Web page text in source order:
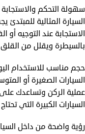
سهولة التحكم والاستجابة
السيارة المثالية
الاستجابة عند التوجيه
بالسيطرة ويقلل من القلق
حجم مناسب للاستخدام
السيارات الصغيرة أو
عملية الركن وتساعدك
السيارات الكبيرة التي
رؤية واضحة من داخل